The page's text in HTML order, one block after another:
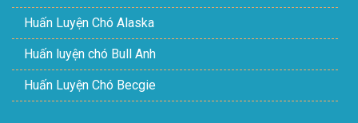
Huấn Luyện Chó Alaska
Huấn luyện chó Bull Anh
Huấn Luyện Chó Becgie